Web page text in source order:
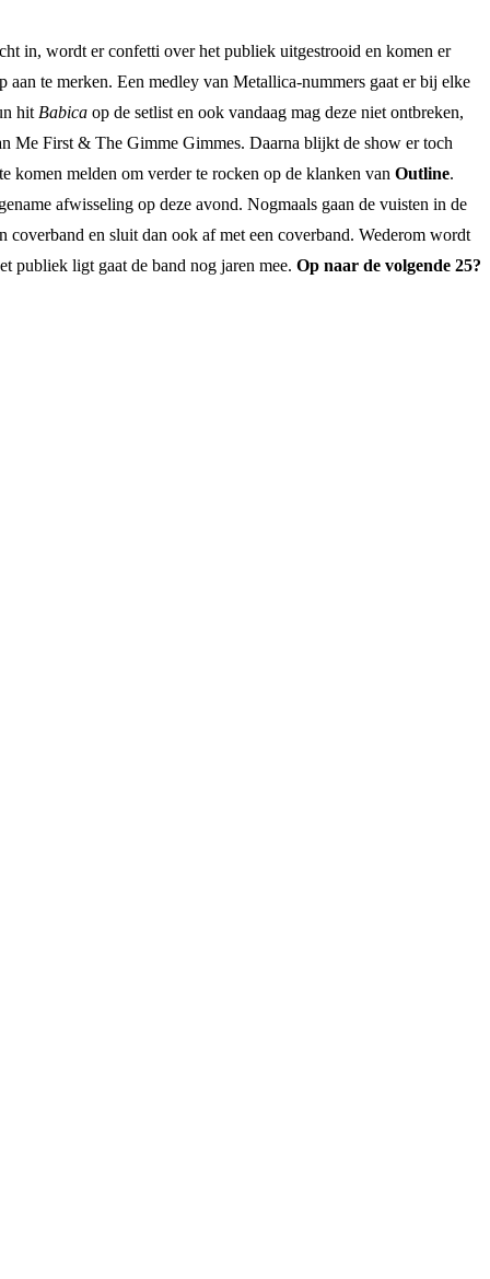
in, wordt er confetti over het publiek uitgestrooid en komen er
te merken. Een medley van Metallica-nummers gaat er bij elke
hit Babica op de setlist en ook vandaag mag deze niet ontbreken,
Me First & The Gimme Gimmes. Daarna blijkt de show er toch
komen melden om verder te rocken op de klanken van Outline.
afwisseling op deze avond. Nogmaals gaan de vuisten in de
en sluit dan ook af met een coverband. Wederom wordt
publiek ligt gaat de band nog jaren mee. Op naar de volgende 25?